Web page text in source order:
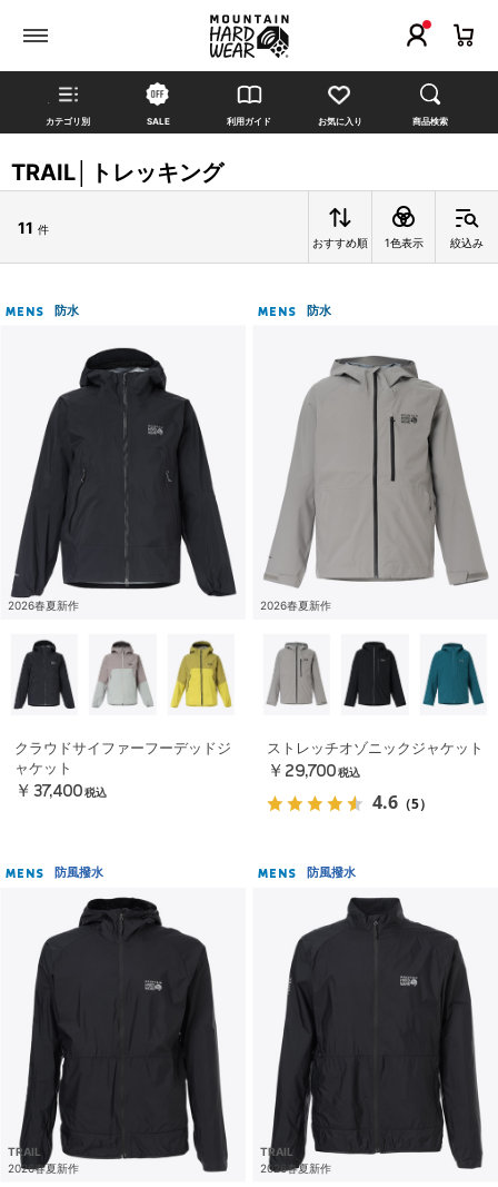
カテゴリ別 SALE 利用ガイド お気に入り 商品検索
TRAIL│トレッキング
11 件
おすすめ順
1色表示 絞込み
MENS 防水
2026春夏新作
クラウドサイファーフーデッドジ
ャケット
￥37,400 税込
MENS 防水
2026春夏新作
ストレッチオゾニックジャケット
￥29,700 税込
4.6 （5）
MENS 防風撥水
TRAIL
2026春夏新作
MENS 防風撥水
TRAIL
2026春夏新作